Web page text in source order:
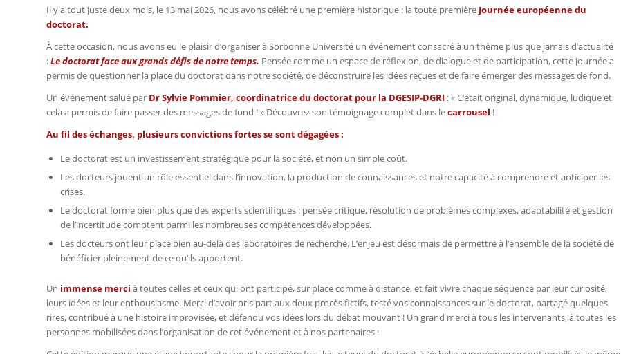
Il y a tout juste deux mois, le 13 mai 2026, nous avons célébré une première historique : la toute première Journée européenne du
doctorat.
À cette occasion, nous avons eu le plaisir d’organiser à Sorbonne Université un événement consacré à un thème plus que jamais d’actualité
:Le doctorat face aux grands défis de notre temps. Pensée comme un espace de réflexion, de dialogue et de participation, cette journée a
permis de questionner la place du doctorat dans notre société, de déconstruire les idées reçues et de faire émerger des messages de fond.
Un événement salué par Dr Sylvie Pommier, coordinatrice du doctorat pour la DGESIP-DGRI :« C’était original, dynamique, ludique et
cela a permis de faire passer des messages de fond ! » Découvrez son témoignage complet dans lecarrousel !
Au fil des échanges, plusieurs convictions fortes se sont dégagées :
Le doctorat est un investissement stratégique pour la société, et non un simple coût.
Les docteurs jouent un rôle essentiel dans l’innovation, la production de connaissances et notre capacité à comprendre et anticiper les
crises.
Le doctorat forme bien plus que des experts scientifiques : pensée critique, résolution de problèmes complexes, adaptabilité et gestion
de l’incertitude comptent parmi les nombreuses compétences développées.
Les docteurs ont leur place bien au-delà des laboratoires de recherche. L’enjeu est désormais de permettre à l’ensemble de la société de
bénéficier pleinement de ce qu’ils apportent.
Un immense merci à toutes celles et ceux qui ont participé, sur place comme à distance, et fait vivre chaque séquence par leur curiosité,
leurs idées et leur enthousiasme. Merci d’avoir pris part aux deux procès fictifs, testé vos connaissances sur le doctorat, partagé quelques
rires, contribué à une histoire improvisée, et défendu vos idées lors du débat mouvant ! Un grand merci à tous les intervenants, à toutes les
personnes mobilisées dans l’organisation de cet événement et à nos partenaires :